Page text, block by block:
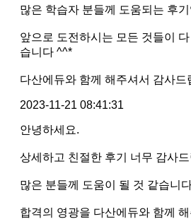
많은 학습자 분들께 도움되는 후
앞으로 도전하시는 모든 것들이
습니다 ^^*
다산에듀와 함께 해주셔서 감사드
2023-11-21 08:41:31
안녕하세요.
상세하고 친절한 후기 너무 감사
많은 분들께 도움이 될 것 같습니
합격의 영광을 다산에듀와 함께